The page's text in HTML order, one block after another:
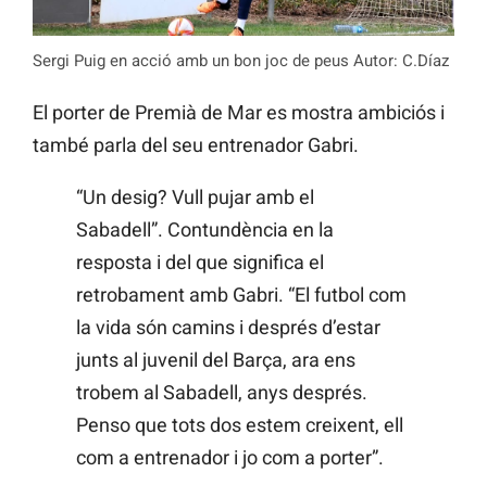
Sergi Puig en acció amb un bon joc de peus Autor: C.Díaz
El porter de Premià de Mar es mostra ambiciós i
també parla del seu entrenador Gabri.
“Un desig? Vull pujar amb el
Sabadell”. Contundència en la
resposta i del que significa el
retrobament amb Gabri. “El futbol com
la vida són camins i després d’estar
junts al juvenil del Barça, ara ens
trobem al Sabadell, anys després.
Penso que tots dos estem creixent, ell
com a entrenador i jo com a porter”.